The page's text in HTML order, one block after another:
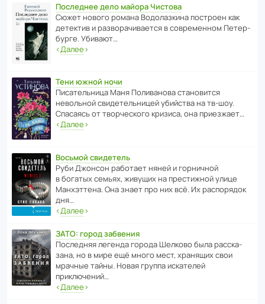
Последнее дело майора Чистова
Сюжет нового романа Водо­ла­з­кина пост­роен как
дете­ктив и разво­ра­чи­ва­ется в совре­менном Пете­р­
бурге. Убивают…
‹Далее›
Тени южной ночи
Писа­тель­ница Маня Поли­ва­нова стано­вится
невольной свиде­тель­ницей убийства на тв-шоу.
Спасаясь от твор­че­с­кого кризиса, она приезжает…
‹Далее›
Восьмой свидетель
Руби Джонсон рабо­тает няней и горни­чной
в богатых семьях, живущих на прес­ти­жной улице
Манх­эт­тена. Она знает про них всё. Их распо­рядок
дня…
‹Далее›
ЗАТО: город забвения
После­дняя легенда города Шелково была расска­
зана, но в мире ещё много мест, хранящих свои
мрачные тайны. Новая группа иска­телей
приключений…
‹Далее›